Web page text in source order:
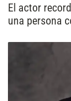
El actor
una persona